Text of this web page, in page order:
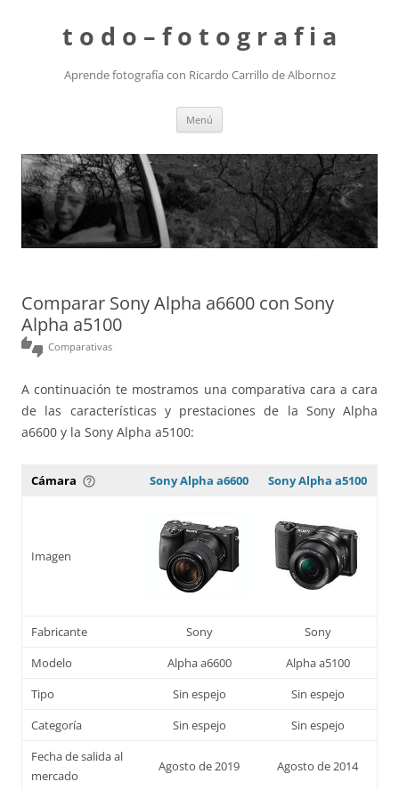
t o d o – f o t o g r a f i a
Aprende fotografía con Ricardo Carrillo de Albornoz
Menú
Comparar Sony Alpha a6600 con Sony
Alpha a5100
thumbs_up_down Comparativas
A continuación te mostramos una comparativa cara a cara
de las características y prestaciones de la Sony Alpha
a6600 y la Sony Alpha a5100:
Cámara help_outline Sony Alpha a6600 Sony Alpha a5100
Imagen
Fabricante Sony
Sony
Modelo
Alpha a6600
Alpha a5100
Tipo
Sin espejo
Sin espejo
Categoría
Sin espejo
Sin espejo
Fecha de salida al
mercado
Agosto de 2019 Agosto de 2014